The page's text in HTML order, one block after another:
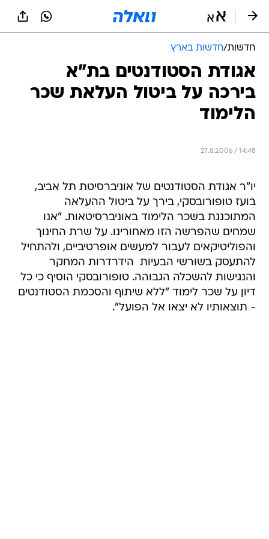
חדשות/חדשות בארץ
אגודת הסטודנטים בת"א
בירכה על ביטול העלאת שכר
הלימוד
27.8.2006 / 14:48
יו"ר אגודת הסטודנטים של אוניברסיטת תל אביב,
בועז טופורובסקי, בירך על ביטול ההעלאה
המתוכננת בשכר הלימוד באוניברסיטאות. "אנו
שמחים שהפרשה הזו מאחורינו. על שרת החינוך
והפוליטיקאים לעבור למעשים אופרטיביים, ולהתחיל
להתעסק בשורשי הבעיות  הידרדרות המחקר
והנגישות להשכלה הגבוהה. טופורובסקי הוסיף כי כל
דיון על שכר לימוד "ללא שיתוף והסכמת הסטודנטים
- תוצאותיו לא יצאו אל הפועל".